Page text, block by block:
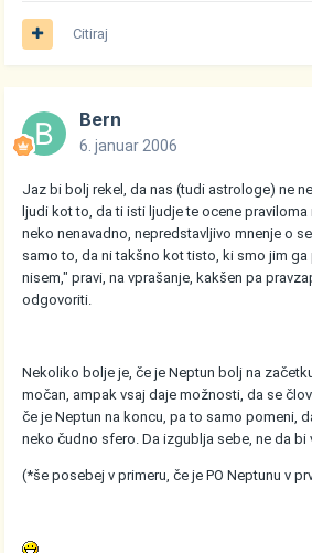
Citiraj
Bern
6. januar 2006
Jaz bi bolj rekel, da nas (tudi astrologe) ne
ljudi kot to, da ti isti ljudje te ocene
neko nenavadno, nepredstavljivo mnenje o
samo to, da ni takšno kot tisto, ki smo jim
nisem," pravi, na vprašanje, kakšen pa
odgovoriti.
Nekoliko bolje je, če je Neptun bolj na
močan, ampak vsaj daje možnosti, da se
če je Neptun na koncu, pa to samo pomeni,
neko čudno sfero. Da izgublja sebe, ne da bi
(*še posebej v primeru, če je PO Neptunu v